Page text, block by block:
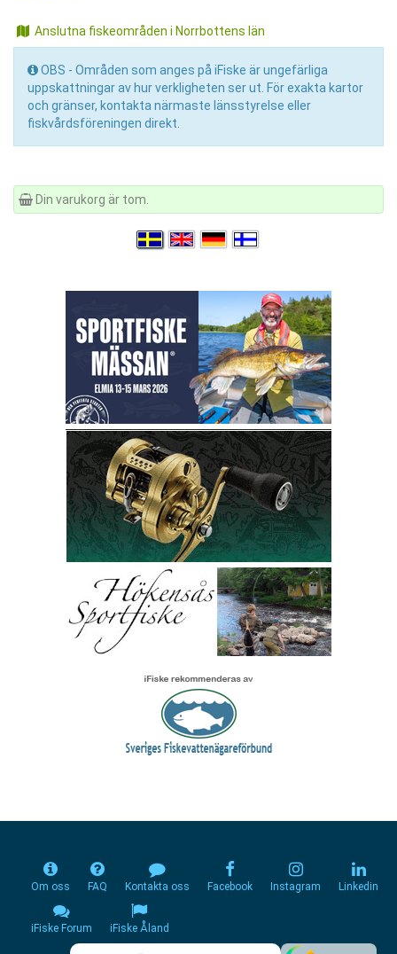
Anslutna fiskeområden i Norrbottens län
OBS - Områden som anges på iFiske är ungefärliga
uppskattningar av hur verkligheten ser ut. För exakta kartor
och gränser, kontakta närmaste länsstyrelse eller
fiskvårdsföreningen direkt.
Din varukorg är tom.
Om oss FAQ Kontakta oss Facebook Instagram Linkedin
iFiske Forum iFiske Åland